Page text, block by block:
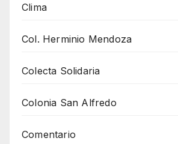
Clima
Col. Herminio Mendoza
Colecta Solidaria
Colonia San Alfredo
Comentario